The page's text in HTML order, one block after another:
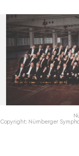
Copyright: Nürnberger